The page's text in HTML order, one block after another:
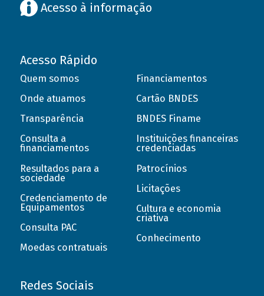
Acesso à informação
Acesso Rápido
Quem somos
Onde atuamos
Transparência
Consulta a
financiamentos
Resultados para a
sociedade
Credenciamento de
Equipamentos
Consulta PAC
Moedas contratuais
Financiamentos
Cartão BNDES
BNDES Finame
Instituições financeiras
credenciadas
Patrocínios
Licitações
Cultura e economia
criativa
Conhecimento
Redes Sociais